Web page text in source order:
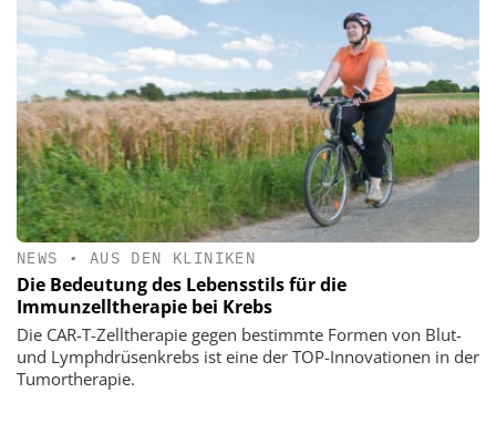
NEWS • AUS DEN KLINIKEN
Die Bedeutung des Lebensstils für die
Immunzelltherapie bei Krebs
Die CAR-T-Zelltherapie gegen bestimmte Formen von Blut-
und Lymphdrüsenkrebs ist eine der TOP-Innovationen in der
Tumortherapie.